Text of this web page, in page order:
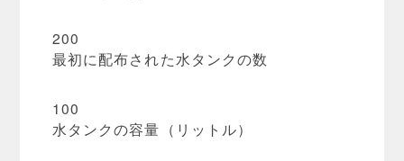
200
最初に配布された水タンクの数
100
水タンクの容量（リットル）